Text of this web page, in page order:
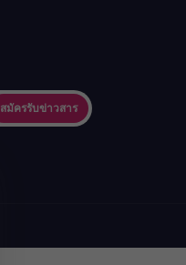
สมัครรับข่าวสาร